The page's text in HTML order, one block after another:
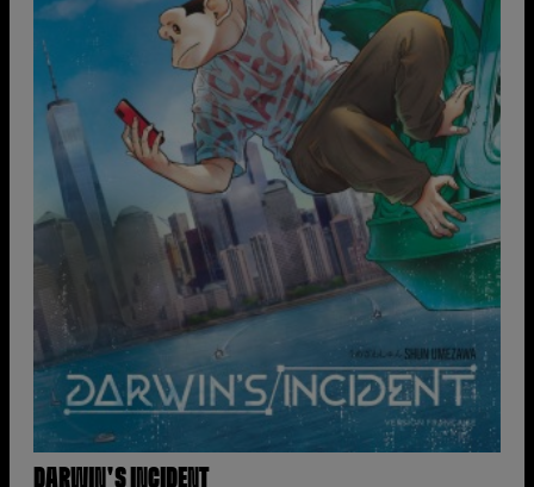
DARWIN'S INCIDENT